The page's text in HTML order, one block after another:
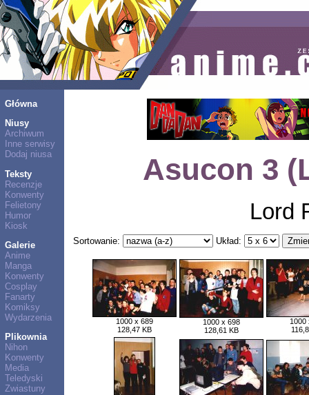
Główna
Niusy
Archiwum
Inne serwisy
Dodaj niusa
Teksty
Recenzje
Konwenty
Felietony
Humor
Kiosk
Galerie
Anime
Manga
Konwenty
Cosplay
Fanarty
Komiksy
Wydarzenia
Plikownia
Nihon
Konwenty
Media
Teledyski
Zwiastuny
Asucon 3
Lord
Sortowanie: Układ:
1000 x 689
128,47 KB
1000 x 698
128,61 KB
1000